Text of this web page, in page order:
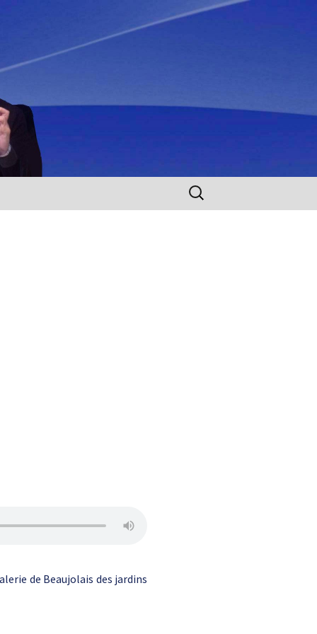
Rechercher :
de Beaujolais des jardins